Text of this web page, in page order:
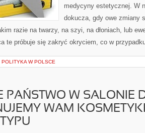
medycyny estetycznej. W
dokucza, gdy owe zmiany
razie na twarzy, na szyi, na dłoniach, lub
te próbuje się zakryć okryciem, co w
POLITYKA W POLSCE
PAŃSTWO W SALONIE
WAM